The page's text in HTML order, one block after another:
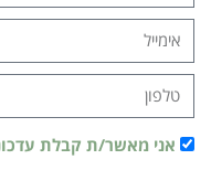
אני מאשר/ת קבלת